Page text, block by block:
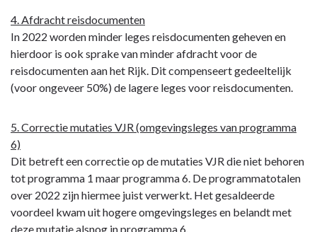
4. Afdracht reisdocumenten
In 2022 worden minder leges reisdocumenten geheven en
hierdoor is ook sprake van minder afdracht voor de
reisdocumenten aan het Rijk. Dit compenseert gedeeltelijk
(voor ongeveer 50%) de lagere leges voor reisdocumenten.
5. Correctie mutaties VJR (omgevingsleges van programma
6)
Dit betreft een correctie op de mutaties VJR die niet behoren
tot programma 1 maar programma 6. De programmatotalen
over 2022 zijn hiermee juist verwerkt. Het gesaldeerde
voordeel kwam uit hogere omgevingsleges en belandt met
deze mutatie alsnog in programma 6.